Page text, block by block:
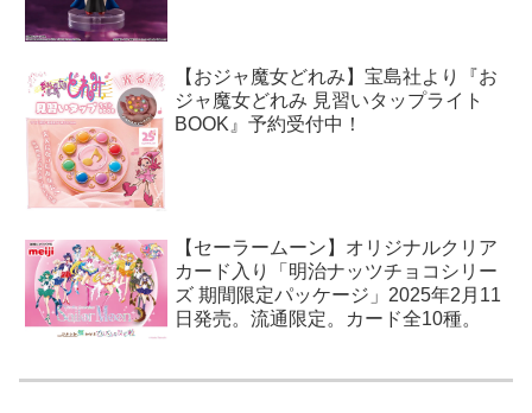
【おジャ魔女どれみ】宝島社より『お
ジャ魔女どれみ 見習いタップライト
BOOK』予約受付中！
【セーラームーン】オリジナルクリア
カード入り「明治ナッツチョコシリー
ズ 期間限定パッケージ」2025年2月11
日発売。流通限定。カード全10種。